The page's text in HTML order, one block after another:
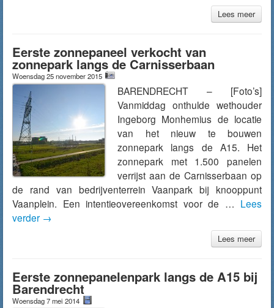
Lees meer
Eerste zonnepaneel verkocht van
zonnepark langs de Carnisserbaan
Woensdag 25 november 2015
BARENDRECHT – [Foto’s]
Vanmiddag onthulde wethouder
Ingeborg Monhemius de locatie
van het nieuw te bouwen
zonnepark langs de A15. Het
zonnepark met 1.500 panelen
verrijst aan de Carnisserbaan op
de rand van bedrijventerrein Vaanpark bij knooppunt
Vaanplein. Een intentieovereenkomst voor de … Lees
verder →
Lees meer
Eerste zonnepanelenpark langs de A15 bij
Barendrecht
Woensdag 7 mei 2014